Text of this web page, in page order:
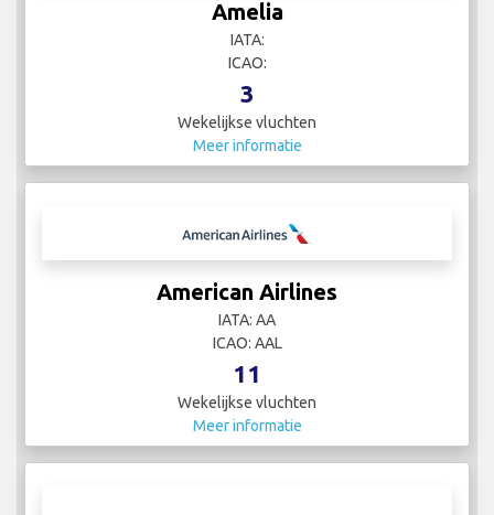
Amelia
IATA:
ICAO:
3
Wekelijkse vluchten
Meer informatie
American Airlines
IATA: AA
ICAO: AAL
11
Wekelijkse vluchten
Meer informatie